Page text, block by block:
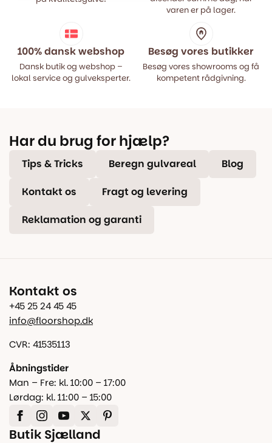
varen er på lager.
100% dansk webshop
Dansk butik og webshop –
lokal service og gulveksperter.
Besøg vores butikker
Besøg vores showrooms og få
kompetent rådgivning.
Har du brug for hjælp?
Tips & Tricks Beregn gulvareal Blog
Kontakt os Fragt og levering
Reklamation og garanti
Kontakt os
+45 25 24 45 45
info@floorshop.dk
CVR: 41535113
Åbningstider
Man – Fre: kl. 10:00 – 17:00
Lørdag: kl. 11:00 – 15:00
Butik Sjælland